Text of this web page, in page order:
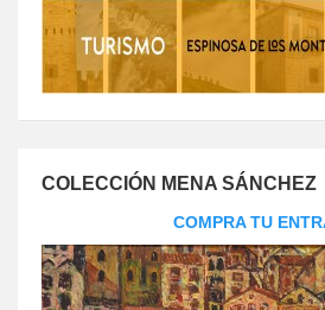
COLECCIÓN MENA SÁNCHEZ
COMPRA TU